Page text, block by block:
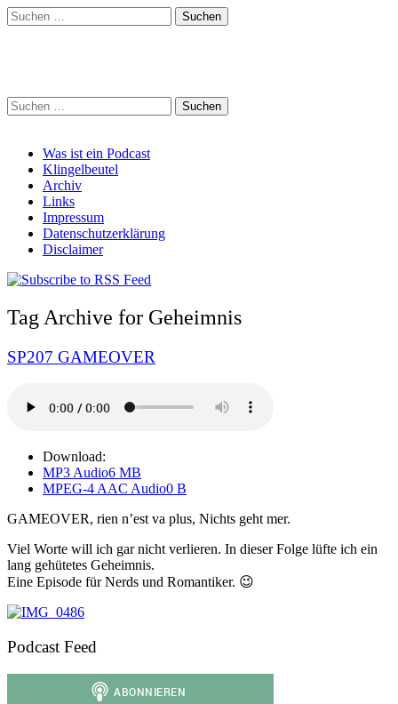
Suchen
nach:
Suchen
nach:
Main
menu
Skip
content
Was ist ein Podcast
Klingelbeutel
Archiv
Links
Impressum
Datenschutzerklärung
Disclaimer
Tag Archive for Geheimnis
SP207 GAMEOVER
Download:
MP3 Audio6 MB
MPEG-4 AAC Audio0 B
GAMEOVER, rien n’est va plus, Nichts geht mer.
Viel Worte will ich gar nicht verlieren. In dieser Folge lüfte ich ein
lang gehütetes Geheimnis.
Eine Episode für Nerds und Romantiker. 😉
Podcast Feed